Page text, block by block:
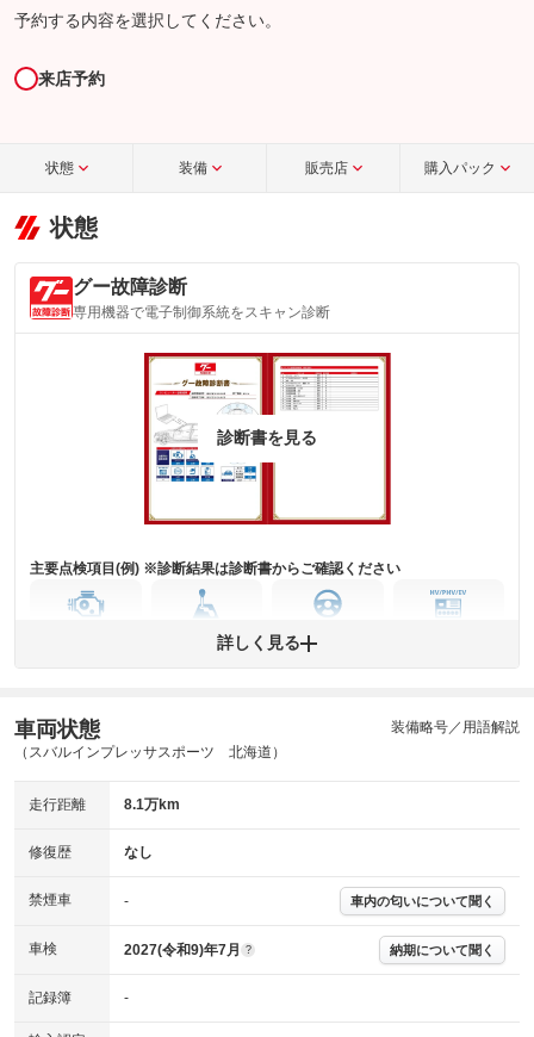
予約する内容を選択してください。
来店予約
状態 装備 販売店 購入パック
状態
グー故障診断
専用機器で電子制御系統をスキャン診断
診断書を見る
主要点検項目(例) ※診断結果は診断書からご確認ください
ミッション
ステアリング
ABS その他
※グー故障診断は保証サービスではございません。購入時は必ず現車をご
※実際にお渡しする故障診断書につきましては、形式および表示項目が異
※グー故障診断書はあくまでも実施時点での診断結果となります。将来に
わたり車両状態を担保するものではありませんので、車両情報等の詳細は
詳しく見る
車両状態
（スバルインプレッサスポーツ 北海道）
装備略号／用語解説
走行距離 8.1万km
修復歴 なし
禁煙車 - 車内の匂いについて聞く
車検 2027(令和9)年7月 ? 納期について聞く
記録簿 -